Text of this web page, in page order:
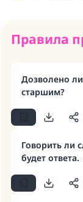
Правила
Дозволено
старшим?
Говорить ли
будет ответа.
Ответ